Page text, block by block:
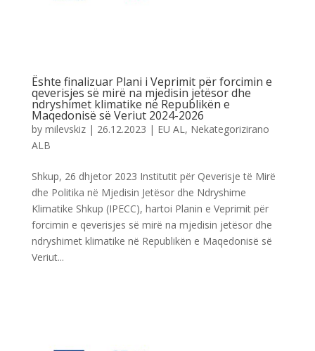
Ështe finalizuar Plani i Veprimit për forcimin e
qeverisjes së mirë na mjedisin jetësor dhe
ndryshimet klimatike në Republikën e
Maqedonisë së Veriut 2024-2026
by milevskiz| 26.12.2023 | EU AL , Nekategorizirano
ALB
Shkup, 26 dhjetor 2023 Institutit për Qeverisje të Mirë
dhe Politika në Mjedisin Jetësor dhe Ndryshime
Klimatike Shkup (IPECC), hartoi Planin e Veprimit për
forcimin e qeverisjes së mirë na mjedisin jetësor dhe
ndryshimet klimatike në Republikën e Maqedonisë së
Veriut...